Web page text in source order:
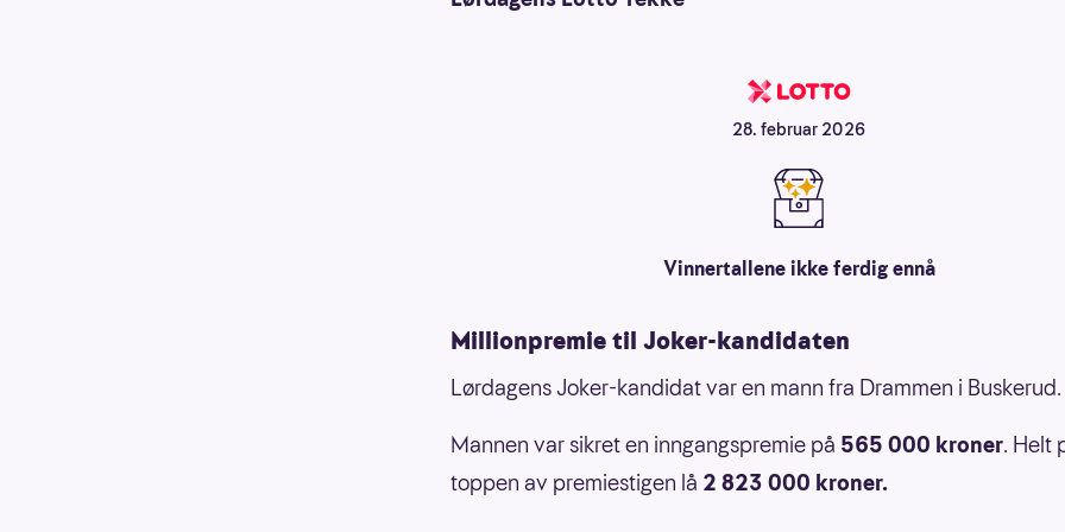
28. februar 2026
Vinnertallene ikke ferdig ennå
Millionpremie til Joker-kandidaten
Lørdagens Joker-kandidat var en mann fra Drammen i Buskerud.
Mannen var sikret en inngangspremie på 565 000 kroner. Helt
toppen av premiestigen lå 2 823 000 kroner.